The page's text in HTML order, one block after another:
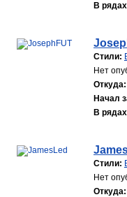
В
Стили:
Нет
Откуда:
Начал
В
Стили:
Нет
Откуда: